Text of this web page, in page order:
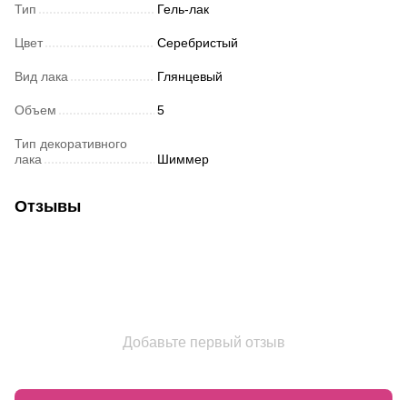
Тип Гель-лак
Цвет Серебристый
Вид лака Глянцевый
Объем 5
Тип декоративного
лака
Шиммер
Отзывы
Добавьте первый отзыв